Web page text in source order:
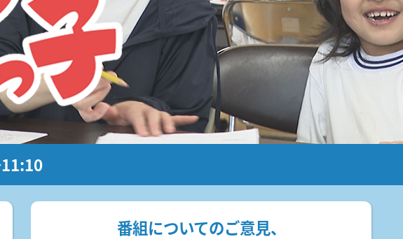
よる10:54～11:00
デー
11:10
はつらつ山口っ子
日曜日
あさ10:55～11:10
くに
11:10
の街で
ごご5:30～5:45
なりカル！
土曜日 ごご 10:00～11:00
さい
11:30～12:00
ちひろとみすゞTime
日曜日 午前 10:30～11:00
山陽小野田市の県道山陽豊田線の通行止めは午前11時58分に解...
2026.8.6 10:51
「みんなの支援が必要と痛感」下関市立市民病院の災害派遣医療
チームDMATが現地での活動を報告
今回の熊本地震の被災地で活動した下関市立市民病院の災害派遣
医...
2026.8.5 19:36
さくら情報
2026年8月30日 ［1回目］11:30～［2回目］14:00～
美術展
山口放送開局７０周年記念「金曜ロードショーとジブリ展」
2026年7月18日(土)～10月12日(月)
原田 かおり
武藤 ひさこ
11:10
2026.8.5 19:36
KRY DANCE EVOLUTION 2026
2026年10月3日(土)
番組についてのご意見、